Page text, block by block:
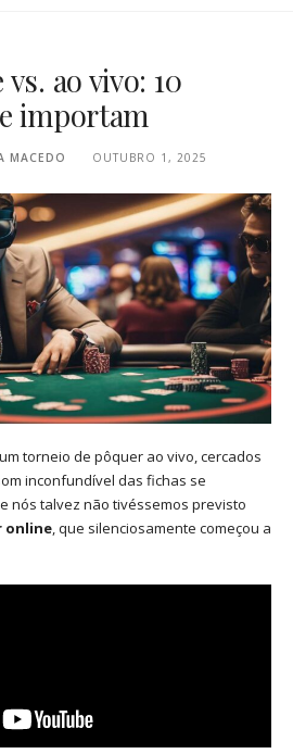
ao vivo: 10
importam
MACEDO OUTUBRO 1, 2025
torneio de pôquer ao vivo, cercados
inconfundível das fichas se
nós talvez não tivéssemos previsto
online, que silenciosamente começou a